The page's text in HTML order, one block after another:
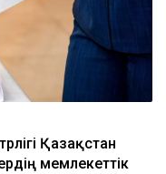
Қазақстан
мемлекеттік